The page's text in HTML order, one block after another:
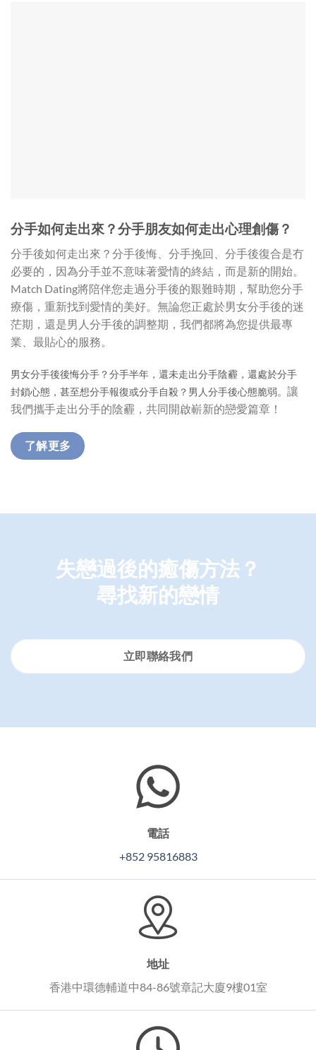
分手如何走出來？分手朋友如何走出心理創傷？
分手後如何走出來？分手後悔、分手挽回、分手後復合是冇
必要的，因為分手並不意味著愛情的終結，而是新的開始。
Match Dating將陪伴您走過分手後的艱難時期，幫助您分手
療傷，重新找到愛情的美好。無論您正處於男女分手後的迷
茫期，還是男人分手後的調整期，我們都將為您提供最專
業、最貼心的服務。
男女分手後後悔分手？分手半年，還未走出分手陰霾，還處於分手
封鎖心態，甚至想分手報復或分手自殺？男人分手後心態脆弱。 讓
我們攜手走出分手的陰霾，共同開啟嶄新的戀愛篇章！
了解更多
失戀過後的癒傷方法？
尋找新的戀情
立即聯絡我們
電話
+852 95816883
地址
香港中環德輔道中84-86號章記大廈9樓01室